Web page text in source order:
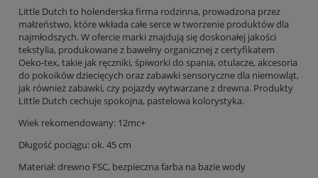
Little Dutch to holenderska firma rodzinna, prowadzona przez
małżeństwo, które wkłada całe serce w tworzenie produktów dla
najmłodszych. W ofercie marki znajdują się doskonałej jakości
tekstylia, produkowane z bawełny organicznej z certyfikatem
Oeko-tex, takie jak ręczniki, śpiworki do spania, otulacze, akcesoria
do pokoików dziecięcych oraz zabawki sensoryczne dla niemowląt,
jak również zabawki, czy pojazdy wytwarzane z drewna. Produkty
Little Dutch cechuje spokojna, pastelowa kolorystyka.
Wiek rekomendowany: 12mc+
Długość pociągu: ok. 45 cm
Materiał: drewno FSC, bezpieczna farba na bazie wody